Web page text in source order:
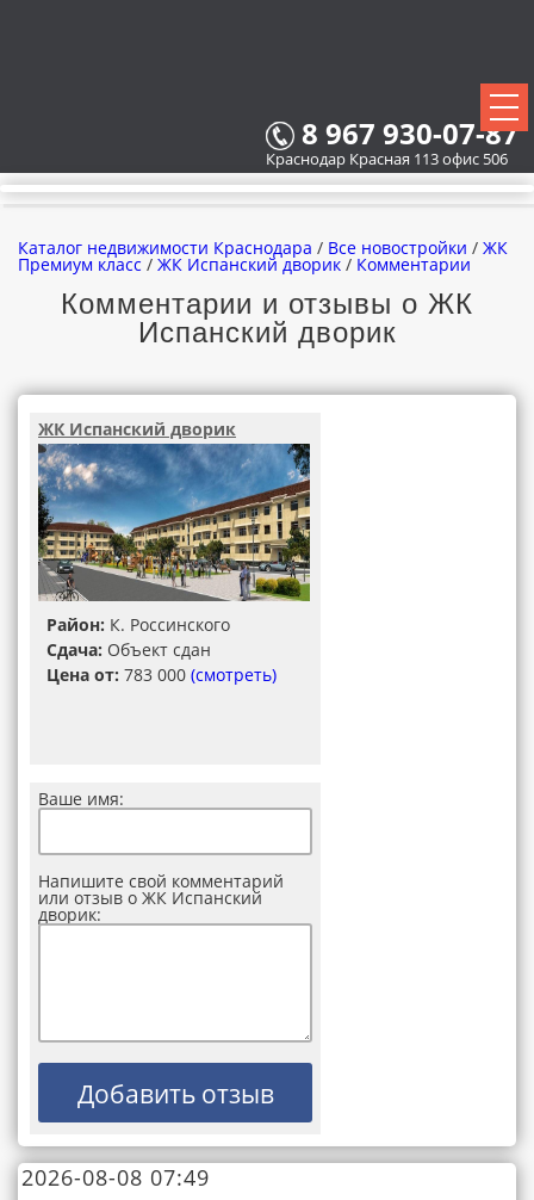
8 967 930-07-87
Краснодар Красная 113 офис 506
ВСЕ НОВОСТРОЙКИ
КАРТА НОВОСТРОЕК
ЗАСТРОЙЩИКИ
ВСЕ КОТТЕДЖНЫЕ ПОСЕЛКИ
Каталог недвижимости Краснодара / Все новостройки / ЖК
Премиум класс / ЖК Испанский дворик / Комментарии
Комментарии и отзывы о ЖК
Испанский дворик
ЖК Испанский дворик
Район: К. Россинского
Сдача: Объект сдан
Цена от: 783 000 (смотреть)
Ваше имя:
Напишите свой комментарий
или отзыв о ЖК Испанский
дворик:
2026-08-08 07:49